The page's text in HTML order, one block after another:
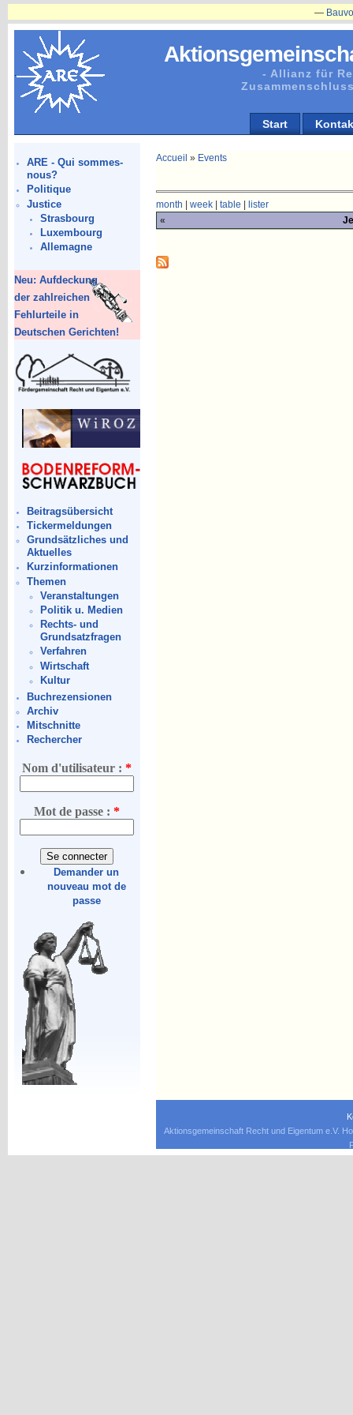
- Allianz für
Start
ARE - Qui sommes-
nous?
Politique
Justice
Strasbourg
Luxembourg
Allemagne
Neu: Aufdeckung
der zahlreichen
Fehlurteile in
Deutschen Gerichten!
Beitragsübersicht
Tickermeldungen
Grundsätzliches und
Aktuelles
Kurzinformationen
Themen
Veranstaltungen
Politik u. Medien
Rechts- und
Grundsatzfragen
Verfahren
Wirtschaft
Kultur
Buchrezensionen
Archiv
Mitschnitte
Rechercher
Nom d'utilisateur :*
Mot de passe :*
Demander un
nouveau mot de
passe
Accueil » Events
month week| table
lister
«
Aktionsgemeinschaft Recht und Eigentum e.V.